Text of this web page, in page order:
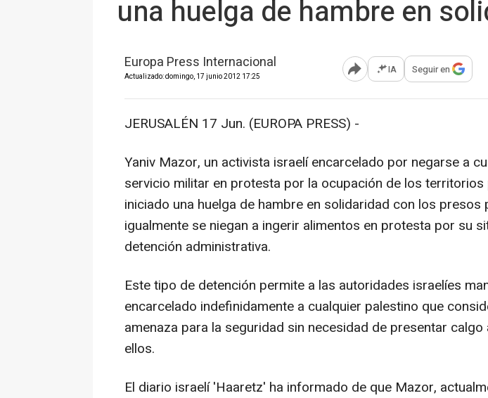
una huelga de hambre en
Europa Press Internacional
Actualizado: domingo, 17 junio 2012 17:25 Abrir opciones para compartir
IA Seguir en
JERUSALÉN 17 Jun. (EUROPA PRESS) -
Yaniv Mazor, un activista israelí encarcelado por negarse a
servicio militar en protesta por la ocupación de los territorios
iniciado una huelga de hambre en solidaridad con los presos
igualmente se niegan a ingerir alimentos en protesta por su
detención administrativa.
Este tipo de detención permite a las autoridades israelíes
encarcelado indefinidamente a cualquier palestino que
amenaza para la seguridad sin necesidad de presentar
ellos.
El diario israelí 'Haaretz' ha informado de que Mazor,